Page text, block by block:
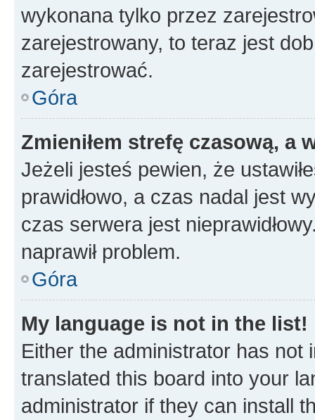
wykonana tylko przez
zarejestrowany, to teraz jest
zarejestrować.
Góra
Zmieniłem strefę czasową, a
Jeżeli jesteś pewien, że
prawidłowo, a czas nadal jest
czas serwera jest
naprawił problem.
Góra
My language is not in the list!
Either the administrator has not
translated this board into your
administrator if they can install